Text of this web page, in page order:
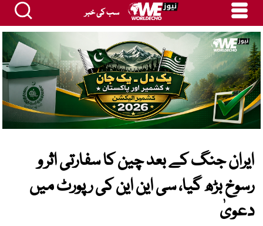
سب کی خبر
ایران جنگ کے بعد چین کا سفارتی اثر و
رسوخ بڑھ گیا، سی این این کی رپورٹ میں
دعویٰ